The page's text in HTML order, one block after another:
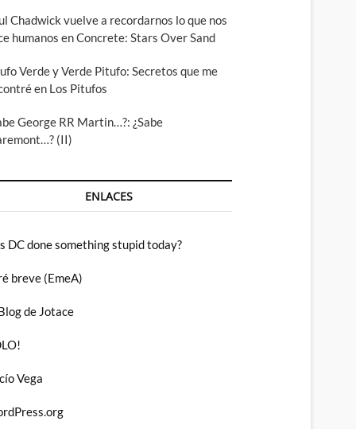
Chadwick vuelve a recordarnos lo que nos
humanos en Concrete: Stars Over Sand
Verde y Verde Pitufo: Secretos que me
en Los Pitufos
George RR Martin…?: ¿Sabe
(II)
ENLACES
DC done something stupid today?
breve (EmeA)
de Jotace
Vega